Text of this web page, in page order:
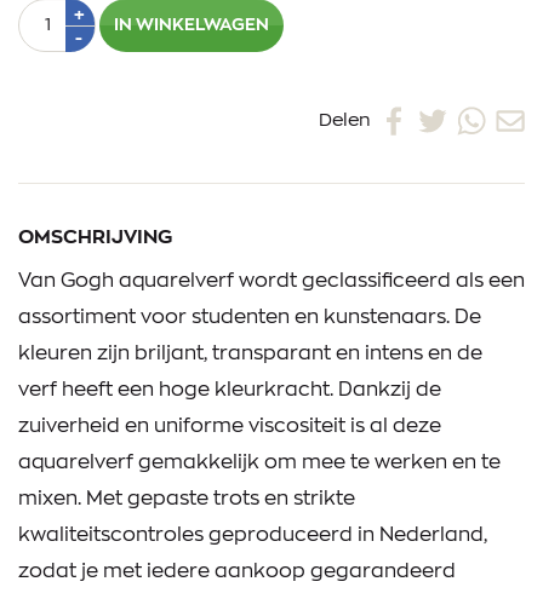
Aantal+Plus
-Min
IN WINKELWAGEN
Delen
OMSCHRIJVING
Van Gogh aquarelverf wordt geclassificeerd als een
assortiment voor studenten en kunstenaars. De
kleuren zijn briljant, transparant en intens en de
verf heeft een hoge kleurkracht. Dankzij de
zuiverheid en uniforme viscositeit is al deze
aquarelverf gemakkelijk om mee te werken en te
mixen. Met gepaste trots en strikte
kwaliteitscontroles geproduceerd in Nederland,
zodat je met iedere aankoop gegarandeerd